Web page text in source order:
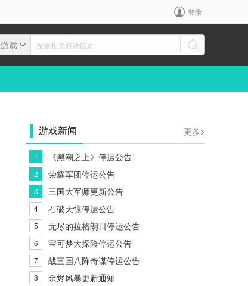
登录
游戏
游戏新闻 更多>
1 《黑潮之上》停运公告
2 荣耀军团停运公告
3 三国大军师更新公告
4 石破天惊停运公告
5 无尽的拉格朗日停运公告
6 宝可梦大探险停运公告
7 战三国八阵奇谋停运公告
8 余烬风暴更新通知